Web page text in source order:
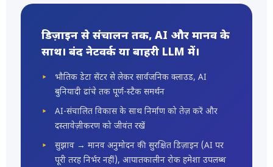
डिज़ाइन से संचालन तक, AI और मानव के
साथ। बंद नेटवर्क या बाहरी LLM में।
भौतिक डेटा सेंटर से लेकर सार्वजनिक क्लाउड, AI
बुनियादी ढांचे तक पूर्ण-स्टैक समर्थन
AI-संचालित विकास के साथ निर्माण को तेज़ करें और
दस्तावेज़ीकरण को जीवंत रखें
सुझाव → मानव अनुमोदन की सुरक्षित डिज़ाइन (AI पर
पूरी तरह निर्भर नहीं), आपातकालीन रोक हमेशा उपलब्ध